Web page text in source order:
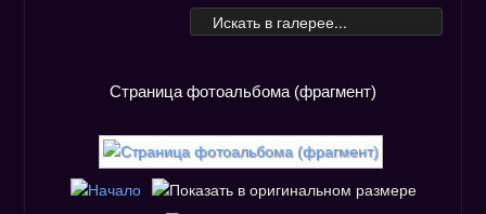
Страница фотоальбома (фрагмент)